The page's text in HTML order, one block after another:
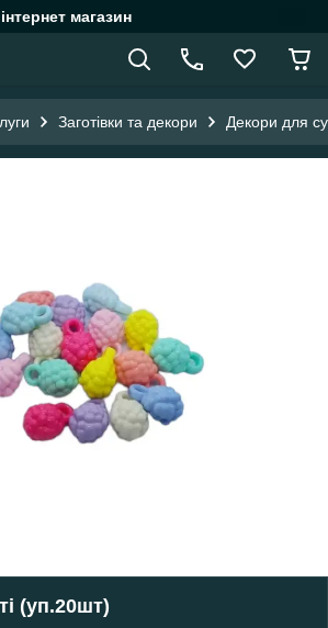
магазин
Заготівки та декори Декори для
(уп.20шт)